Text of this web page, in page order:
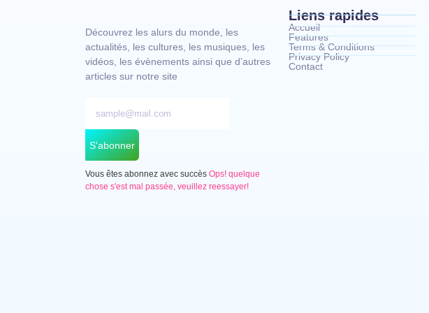
Découvrez les alurs du monde, les
actualités, les cultures, les musiques, les
vidéos, les évènements ainsi que d’autres
articles sur notre site
S'abonner
Vous êtes abonnez avec succès Ops! quelque
chose s'est mal passée, veuillez reessayer!
Liens rapides
Accueil
Features
Terms & Conditions
Privacy Policy
Contact